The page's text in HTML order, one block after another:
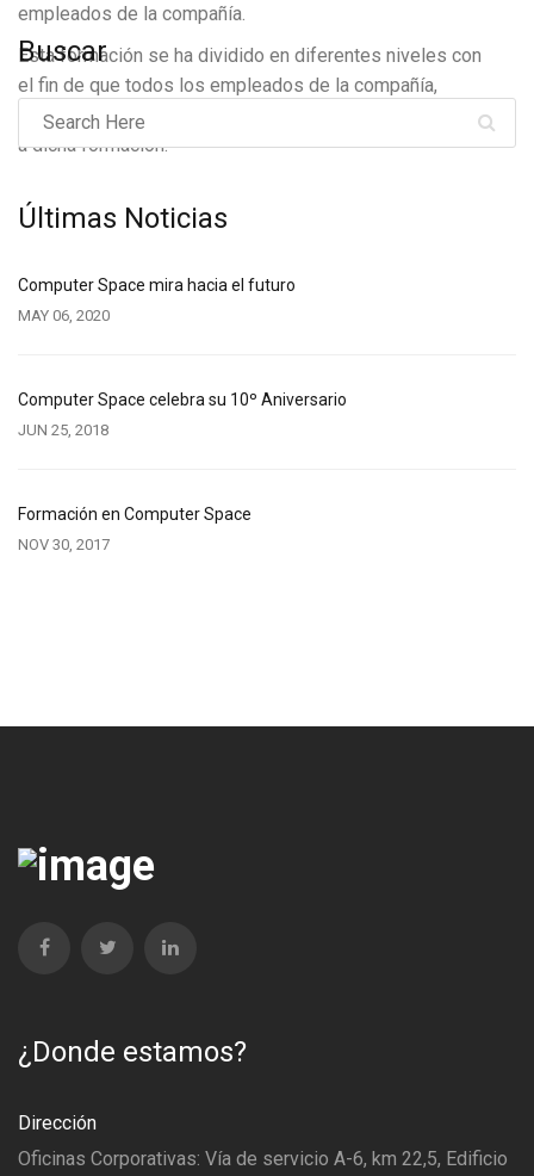
empleados de la compañía.
Esta formación se ha dividido en diferentes niveles con
el fin de que todos los empleados de la compañía,
independientemente del nivel que tengan, puedan asistir
a dicha formación.
Buscar
Últimas Noticias
Computer Space mira hacia el futuro
MAY 06, 2020
Computer Space celebra su 10º Aniversario
JUN 25, 2018
Formación en Computer Space
NOV 30, 2017
¿Donde estamos?
Dirección
Oficinas Corporativas: Vía de servicio A-6, km 22,5, Edificio